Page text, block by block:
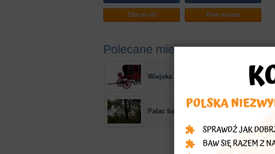
Zdjęcia (0) Plan miasta
Polecane miejsca
Wiejska rezydencja
Pałac barokowy z XVIII w.